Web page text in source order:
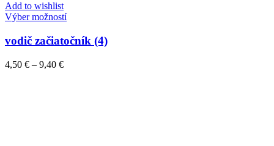
Add to wishlist
Výber možnostíTento
má
viacero
vodič začiatočník (4)
4,50 € – 9,40 €Price